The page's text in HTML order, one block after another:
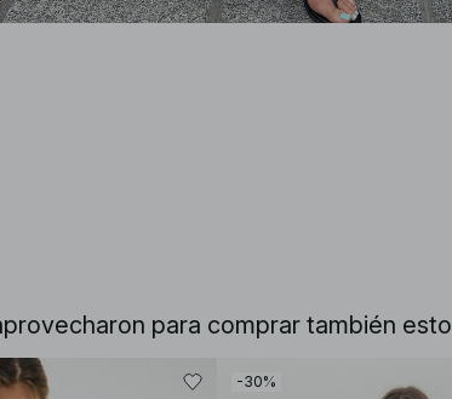
para comprar también esto
-30%